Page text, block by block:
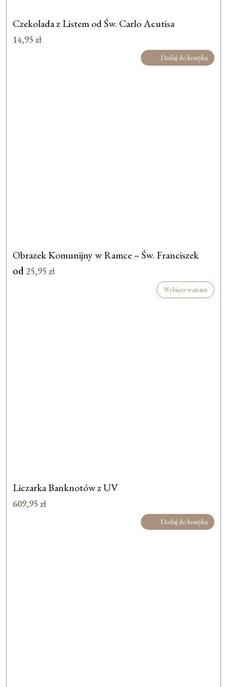
Czekolada z Listem od Św. Carlo Acutisa
14,95 zł
Dodaj do koszyka
Obrazek Komunijny w Ramce – Św. Franciszek
od 25,95 zł
Wybierz wariant
Liczarka Banknotów z UV
609,95 zł
Dodaj do koszyka